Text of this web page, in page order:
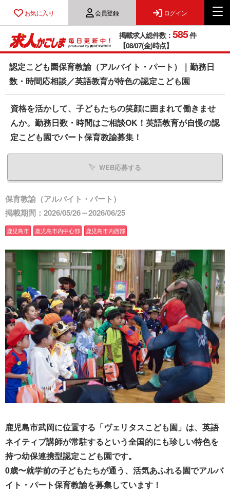
お気に入り 会員登録 ログイン
掲載求人総件数： 585件
【08/07(金)時点】
認定こども園保育教諭（アルバイト・パート）｜勤務日
数・時間応相談／英語教育が特色の認定こども園
資格を活かして、子どもたちの笑顔に囲まれて働きませ
んか。勤務日数・時間はご相談OK！英語教育が自慢の認
定こども園でパート保育教諭募集！
WEB応募する
保育教諭（アルバイト・パート）
掲載期間：2026/05/26～2026/06/25
鹿児島市 鹿児島市内中心部 鹿児島市内西部
鹿児島市武岡に位置する「ヴェリタスこども園」は、英語
ネイティブ講師が常駐するという全国的にも珍しい特色を
持つ幼保連携型認定こども園です。
0歳〜就学前の子どもたちが通う、活気あふれる園でアルバ
イト・パート保育教諭を募集しています！